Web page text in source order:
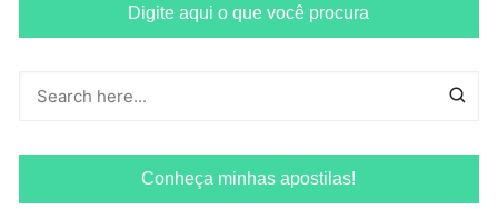
Digite aqui o que você procura
Conheça minhas apostilas!